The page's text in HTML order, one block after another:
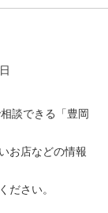
談できる「豊岡
お店などの情報
ださい。